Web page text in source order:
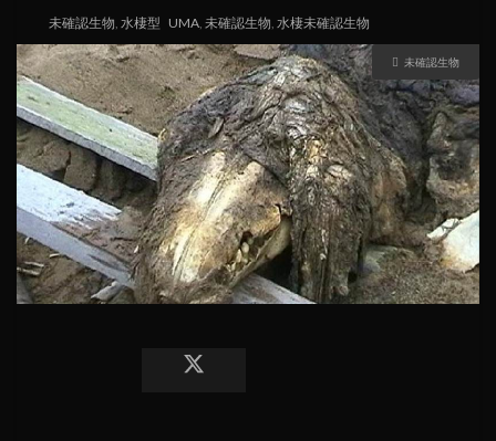
未確認生物, 水棲型 UMA, 未確認生物, 水棲未確認生物
未確認生物